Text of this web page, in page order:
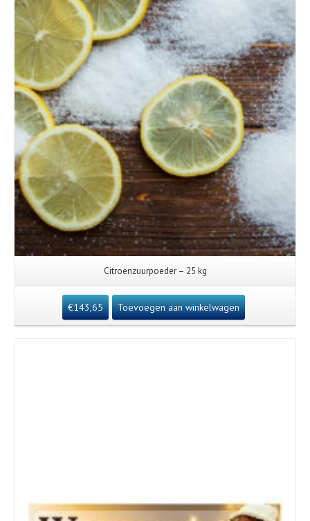
Citroenzuurpoeder – 25 kg
€143,65 Toevoegen aan winkelwagen